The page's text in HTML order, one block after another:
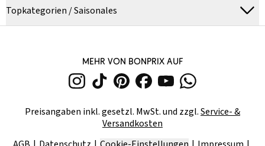
Topkategorien / Saisonales
MEHR VON BONPRIX AUF
Preisangaben inkl. gesetzl. MwSt. und zzgl.Service- &
Versandkosten